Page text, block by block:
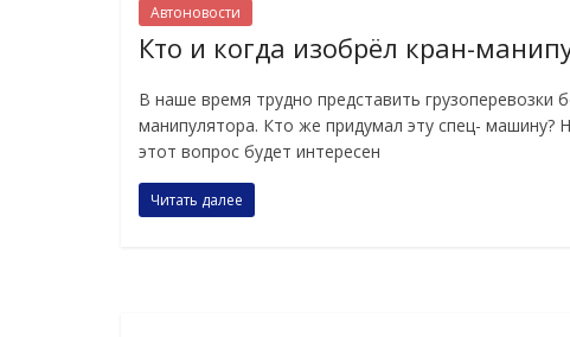
Автоновости
Кто и когда изобрёл кран-
В наше время трудно представить грузоперевозки
манипулятора. Кто же придумал эту спец- машину?
этот вопрос будет интересен
Читать далее